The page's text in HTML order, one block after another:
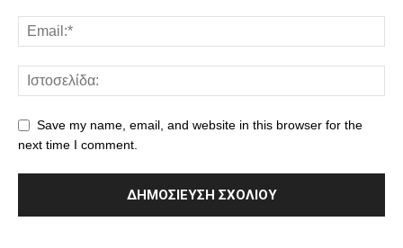
Save my name, email, and website in this browser for the
next time I comment.